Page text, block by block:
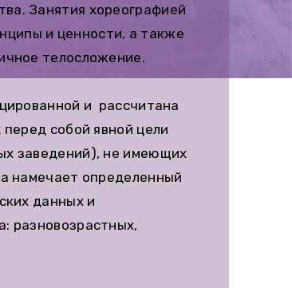
Занятия хореографией
и ценности, а также
телосложение.
и рассчитана
собой явной цели
заведений), не имеющих
намечает определенный
данных и
разновозрастных,